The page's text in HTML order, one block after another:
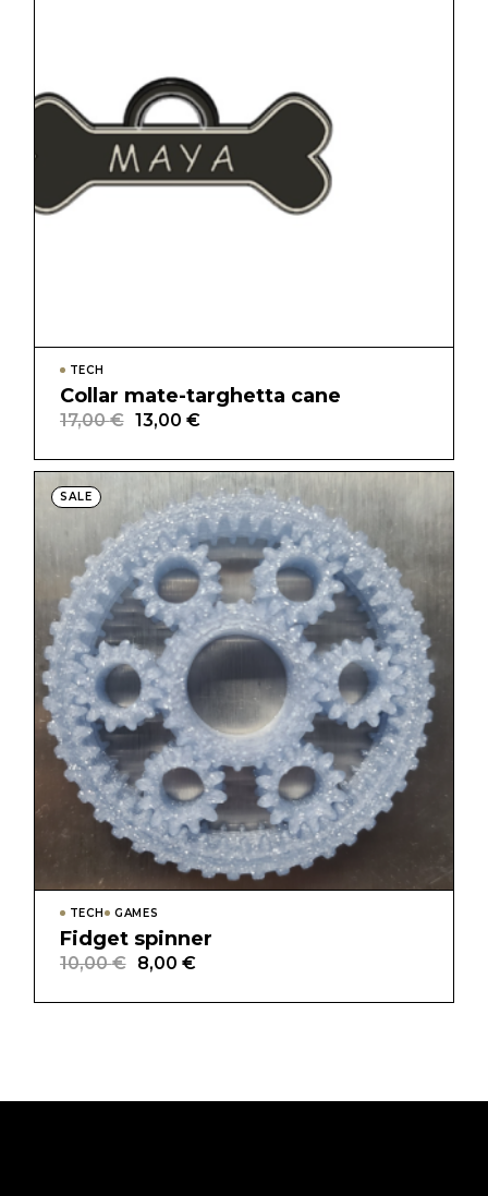
TECH
Collar mate-targhetta cane
17,00€
Il
originale
era:
17,00 €.
13,00 €
Il
attuale
è:
13,00 €.
SALE
TECH GAMES
Fidget spinner
10,00€
Il
originale
8,00 €
Il
attuale